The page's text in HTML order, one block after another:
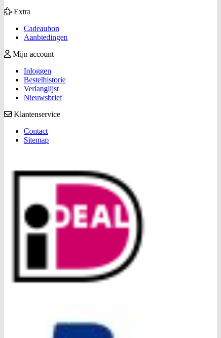
Extra
Cadeaubon
Aanbiedingen
Mijn account
Inloggen
Bestelhistorie
Verlanglijst
Nieuwsbrief
Klantenservice
Contact
Sitemap